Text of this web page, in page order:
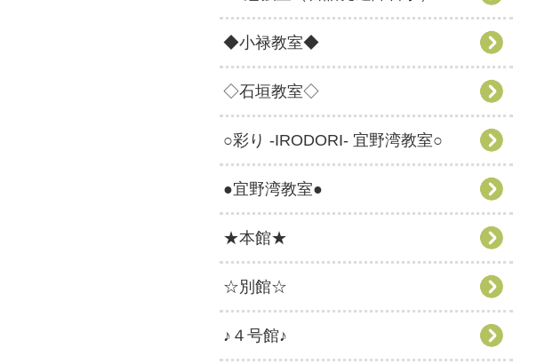
◆小禄教室◆
◇石垣教室◇
○彩り -IRODORI- 宜野湾教室○
●宜野湾教室●
★本館★
☆別館☆
♪４号館♪